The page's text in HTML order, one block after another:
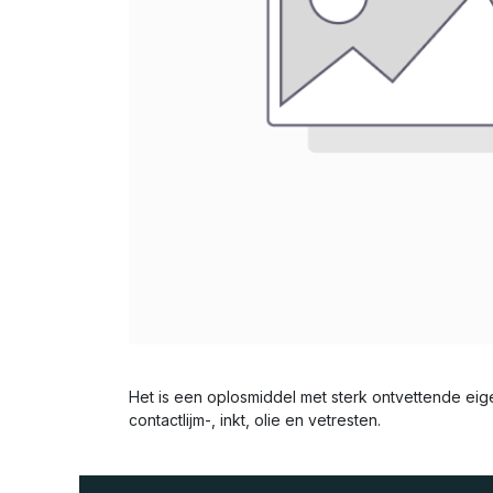
Het is een oplosmiddel met sterk ontvettende
contactlijm-, inkt, olie en vetresten.